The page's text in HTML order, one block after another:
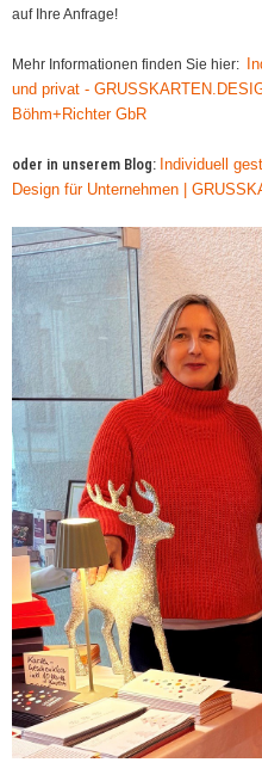
auf Ihre Anfrage!
Mehr Informationen finden Sie hier:
und privat -
Böhm+Richter GbR
oder in unserem Blog: Individuell
Design für Unternehmen |